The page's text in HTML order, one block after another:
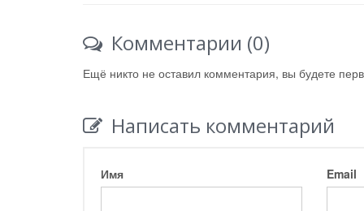
Комментарии (0)
Ещё никто не оставил комментария, вы будете
Написать комментарий
Имя Email